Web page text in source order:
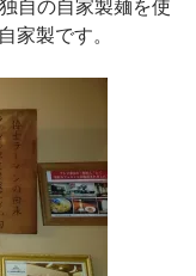
自の自家製麺を使
家製です。